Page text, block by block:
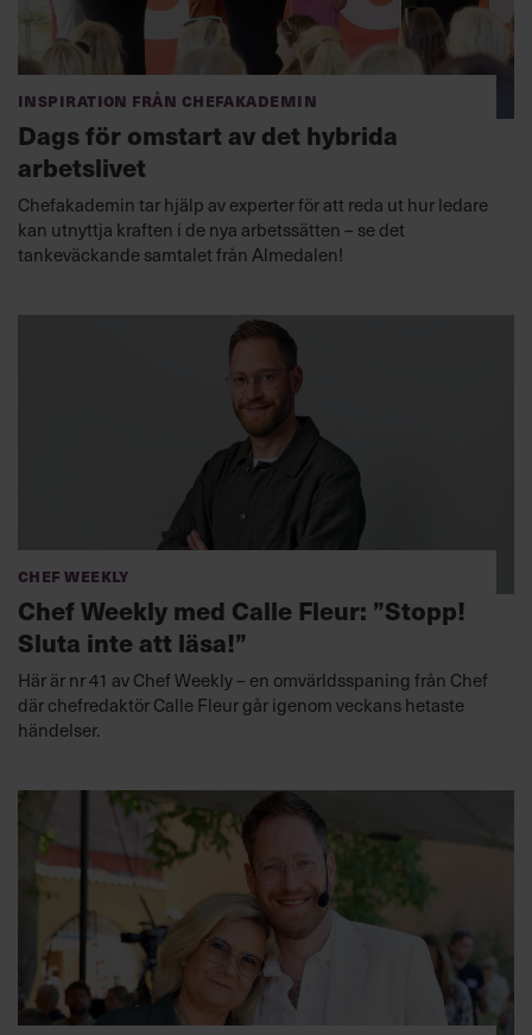
Inspiration från Chefakademin
Dags för omstart av det hybrida
arbetslivet
Chefakademin tar hjälp av experter för att reda ut hur ledare
kan utnyttja kraften i de nya arbetssätten – se det
tankeväckande samtalet från Almedalen!
Chef Weekly
Chef Weekly med Calle Fleur: ”Stopp!
Sluta inte att läsa!”
Här är nr 41 av Chef Weekly – en omvärldsspaning från Chef
där chefredaktör Calle Fleur går igenom veckans hetaste
händelser.